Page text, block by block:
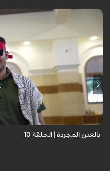
برنامج "بالعين المجردة" هو توثيق
حيث نستمع فيه إلى شهاداتٍ حيّةٍ
بعيونهم ت...
بالعين المجردة | الحلقة 10